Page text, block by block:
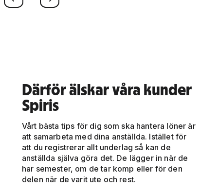
Därför älskar våra kunder
Spiris
Vårt bästa tips för dig som ska hantera löner är
att samarbeta med dina anställda. Istället för
att du registrerar allt underlag så kan de
anställda själva göra det. De lägger in när de
har semester, om de tar komp eller för den
delen när de varit ute och rest.